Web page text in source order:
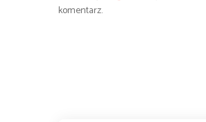
komentarz.